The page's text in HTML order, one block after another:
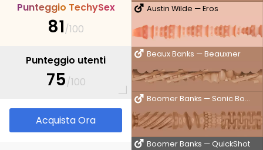
Austin Wilde — Eros
Beaux Banks — Beauxner
Boomer Banks — Sonic Boom
Boomer Banks — QuickShot
Punteggio TechySex
81/100
Punteggio utenti
75/100
Acquista Ora